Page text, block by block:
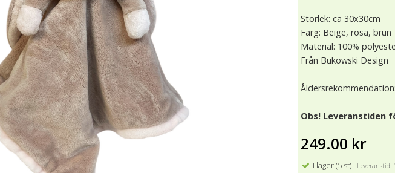
Storlek: ca 30x30cm
Färg: Beige, rosa, brun
Material: 100%
Från Bukowski Design
Obs! Leveranstiden
249.00 kr
I lager (5 st) Leveranstid: